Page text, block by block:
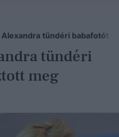
tündéri babafotót
tündéri
meg